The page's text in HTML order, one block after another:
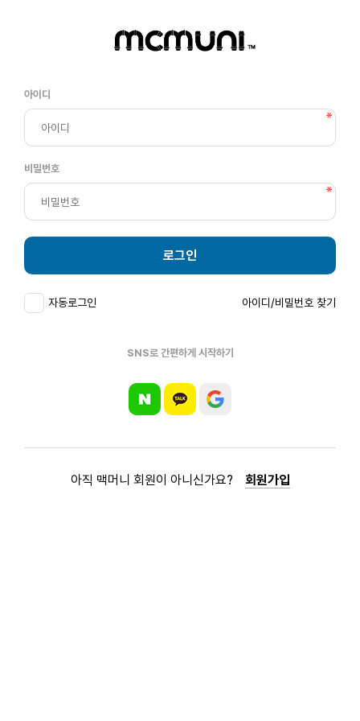
아이디
비밀번호
로그인
자동로그인 아이디/비밀번호 찾기
SNS로 간편하게 시작하기
아직 맥머니 회원이 아니신가요? 회원가입